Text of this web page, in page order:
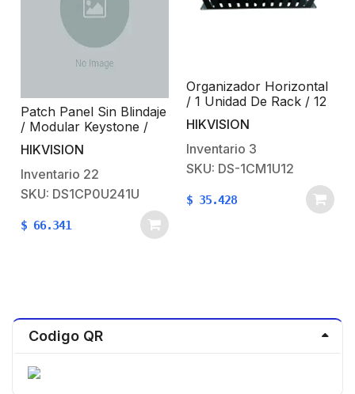
Patch Panel Sin Blindaje
/ Modular Keystone /
Sin Jack / 24 Puertos /
1 Unidad De Rack
HIKVISION
Inventario 22
SKU: DS1CP0U241U
$ 66.341
Organizador Horizontal
/ 1 Unidad De Rack / 12
Ranuras / 19 Pulgadas
HIKVISION
Inventario 3
SKU: DS-1CM1U12
$ 35.428
Codigo QR